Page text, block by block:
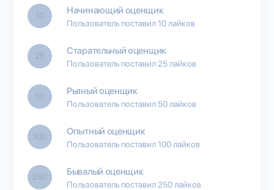
10 Начинающий оценщик
Пользователь поставил 10 лайков
25 Старательный оценщик
Пользователь поставил 25 лайков
50 Рьяный оценщик
Пользователь поставил 50 лайков
100 Опытный оценщик
Пользователь поставил 100 лайков
250 Бывалый оценщик
Пользователь поставил 250 лайков